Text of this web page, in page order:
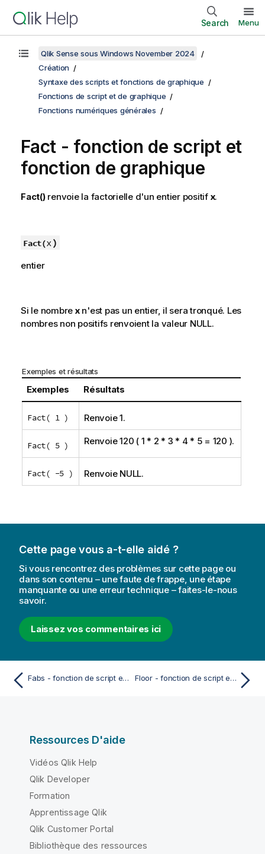
Search Menu
Qlik Sense sous Windows November 2024
Création
Syntaxe des scripts et fonctions de graphique
Fonctions de script et de graphique
Fonctions numériques générales
Fact - fonction de script et
fonction de graphique
Fact()renvoie la factorielle d'un entier positif x.
Fact(x)
entier
Si le nombre xn'est pas un entier, il sera tronqué. Les
nombres non positifs renvoient la valeur NULL.
Exemples et résultats
Exemples Résultats
Fact( 1 ) Renvoie 1.
Fact( 5 ) Renvoie 120 ( 1 * 2 * 3 * 4 * 5 = 120 ).
Fact( -5 ) Renvoie NULL.
Cette page vous a-t-elle aidé ?
Si vous rencontrez des problèmes sur cette page ou
dans son contenu – une faute de frappe, une étape
manquante ou une erreur technique – faites-le-nous
savoir.
Laissez vos commentaires ici
Fabs - fonction de script et fonction de graphique Floor - fonction de script et fonction de graphique
Ressources D'aide
Vidéos Qlik Help
Qlik Developer
Formation
Apprentissage Qlik
Qlik Customer Portal
Bibliothèque des ressources